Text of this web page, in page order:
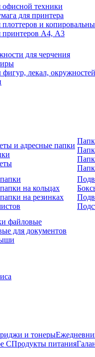
офисной техники
для принтера
плоттеров и
принтеров А4, А3
для черчения
фигур, лекал, окружностей
и адресные папки
на кольцах
на резинках
файловые
для документов
и тонеры
СПродукты питания